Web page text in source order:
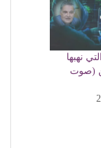
نهبها
(صوت